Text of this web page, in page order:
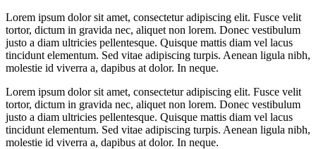
Lorem ipsum dolor sit amet, consectetur adipiscing elit. Fusce velit
tortor, dictum in gravida nec, aliquet non lorem. Donec vestibulum
justo a diam ultricies pellentesque. Quisque mattis diam vel lacus
tincidunt elementum. Sed vitae adipiscing turpis. Aenean ligula nibh,
molestie id viverra a, dapibus at dolor. In neque.
Lorem ipsum dolor sit amet, consectetur adipiscing elit. Fusce velit
tortor, dictum in gravida nec, aliquet non lorem. Donec vestibulum
justo a diam ultricies pellentesque. Quisque mattis diam vel lacus
tincidunt elementum. Sed vitae adipiscing turpis. Aenean ligula nibh,
molestie id viverra a, dapibus at dolor. In neque.